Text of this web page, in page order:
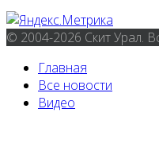
© 2004-2026 Скит Урал.
Главная
Все новости
Видео